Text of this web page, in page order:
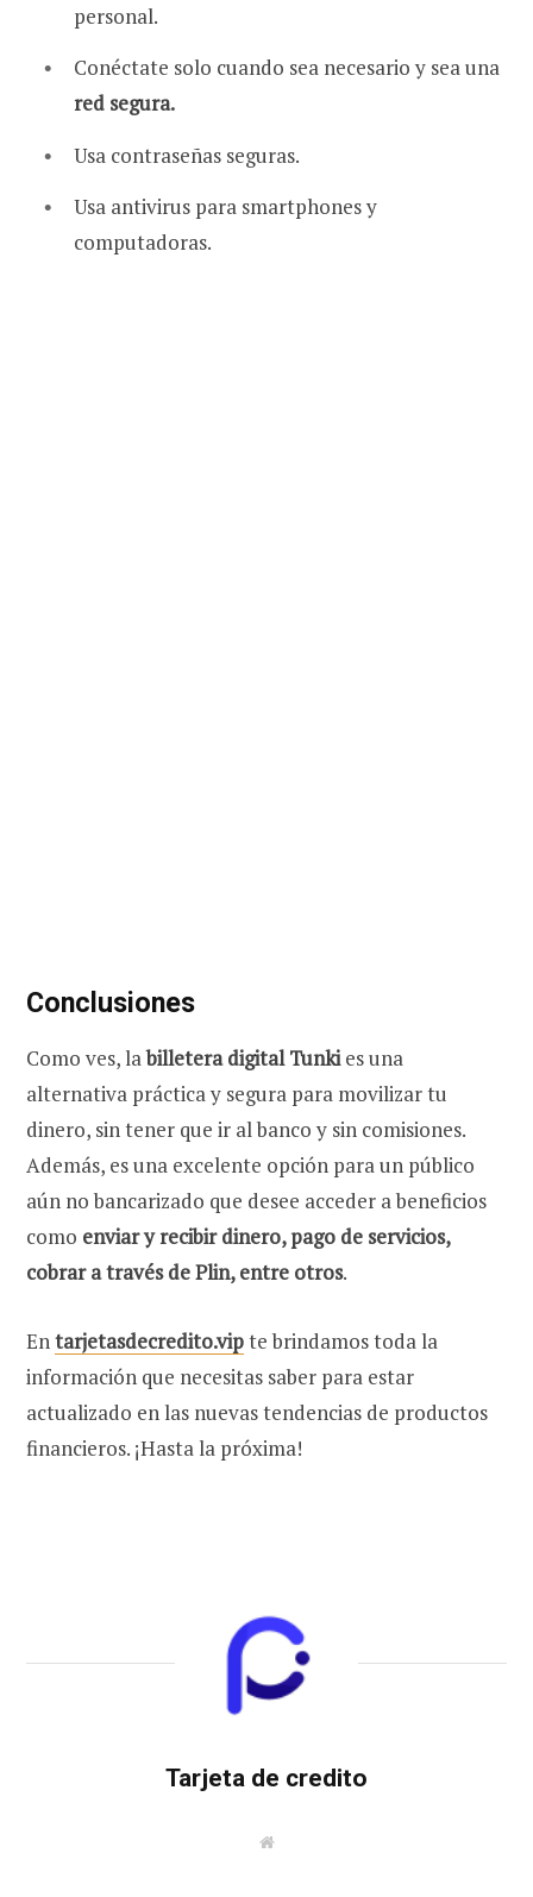
personal.
Conéctate solo cuando sea necesario y sea una
red segura.
Usa contraseñas seguras.
Usa antivirus para smartphones y
computadoras.
Conclusiones
Como ves, labilletera digital Tunkies una
alternativa práctica y segura para movilizar tu
dinero, sin tener que ir al banco y sin comisiones.
Además, es una excelente opción para un público
aún no bancarizado que desee acceder a beneficios
como enviar y recibir dinero, pago de servicios,
cobrar a través de Plin, entre otros.
Entarjetasdecredito.vipte brindamos toda la
información que necesitas saber para estar
actualizado en las nuevas tendencias de productos
financieros. ¡Hasta la próxima!
Tarjeta de credito
W